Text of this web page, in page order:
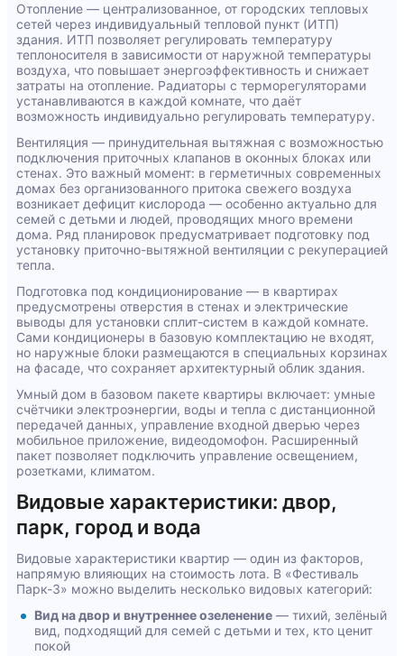
Отопление — централизованное, от городских тепловых
сетей через индивидуальный тепловой пункт (ИТП)
здания. ИТП позволяет регулировать температуру
теплоносителя в зависимости от наружной температуры
воздуха, что повышает энергоэффективность и снижает
затраты на отопление. Радиаторы с терморегуляторами
устанавливаются в каждой комнате, что даёт
возможность индивидуально регулировать температуру.
Вентиляция — принудительная вытяжная с возможностью
подключения приточных клапанов в оконных блоках или
стенах. Это важный момент: в герметичных современных
домах без организованного притока свежего воздуха
возникает дефицит кислорода — особенно актуально для
семей с детьми и людей, проводящих много времени
дома. Ряд планировок предусматривает подготовку под
установку приточно-вытяжной вентиляции с рекуперацией
тепла.
Подготовка под кондиционирование — в квартирах
предусмотрены отверстия в стенах и электрические
выводы для установки сплит-систем в каждой комнате.
Сами кондиционеры в базовую комплектацию не входят,
но наружные блоки размещаются в специальных корзинах
на фасаде, что сохраняет архитектурный облик здания.
Умный дом в базовом пакете квартиры включает: умные
счётчики электроэнергии, воды и тепла с дистанционной
передачей данных, управление входной дверью через
мобильное приложение, видеодомофон. Расширенный
пакет позволяет подключить управление освещением,
розетками, климатом.
Видовые характеристики: двор,
парк, город и вода
Видовые характеристики квартир — один из факторов,
напрямую влияющих на стоимость лота. В «Фестиваль
Парк-3» можно выделить несколько видовых категорий:
Вид на двор и внутреннее озеленение — тихий, зелёный
вид, подходящий для семей с детьми и тех, кто ценит
покой